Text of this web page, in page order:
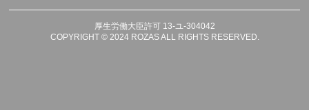
厚生労働大臣許可 13-ユ-304042
COPYRIGHT © 2024 ROZAS ALL RIGHTS RESERVED.